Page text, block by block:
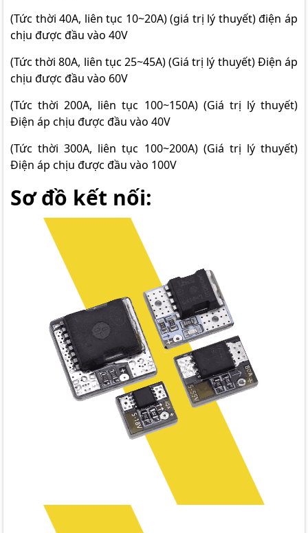
(Tức thời 40A, liên tục 10~20A) (giá trị lý thuyết) điện áp
chịu được đầu vào 40V
(Tức thời 80A, liên tục 25~45A) (Giá trị lý thuyết) Điện áp
chịu được đầu vào 60V
(Tức thời 200A, liên tục 100~150A) (Giá trị lý thuyết)
Điện áp chịu được đầu vào 40V
(Tức thời 300A, liên tục 100~200A) (Giá trị lý thuyết)
Điện áp chịu được đầu vào 100V
Sơ đồ kết nối: